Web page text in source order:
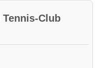
Tennis-Club